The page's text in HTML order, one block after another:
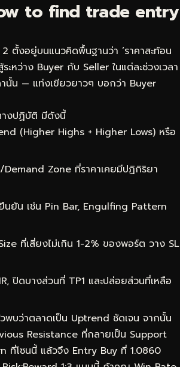
to find trade entry
งอยู่บนแนวคิดพื้นฐานว่า ‘ราคาสะท้อน
ว่าง Buyer กับ Seller ในแต่ละช่วงเวลา
านั้น — แท่งเขียวยาวๆ บอกว่า Buyer
งปฏิบัติ มีดังนี้
(Higher Highs + Higher Lows) หรือ
Zone ที่ราคาเคยมีปฏิกิริยา
ยัน เช่น Pin Bar, Engulfing Pattern
ที่เสี่ยงไม่เกิน 1-2% ของพอร์ต วาง SL
ปิดบางส่วนที่ TP1 และปล่อยส่วนที่เหลือ
พบว่าตลาดเป็น Uptrend ชัดเจน จากนั้น
Resistance ที่กลายเป็น Support
ที่โซนนี้ แล้วจึง Entry Buy ที่ 1.0860